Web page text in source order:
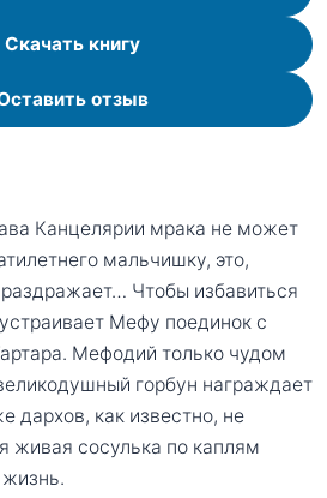
Скачать книгу
отзыв
Канцелярии мрака не может
мальчишку, это,
Чтобы избавиться
Мефу поединок с
Мефодий только чудом
горбун награждает
дархов, как известно, не
живая сосулька по каплям